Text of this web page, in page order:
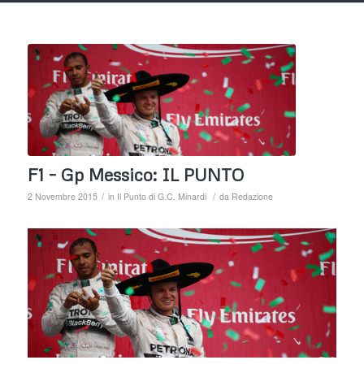
F1 – Gp Messico: IL PUNTO
2 Novembre 2015 / in Il Punto di G.C. Minardi / da Redazione